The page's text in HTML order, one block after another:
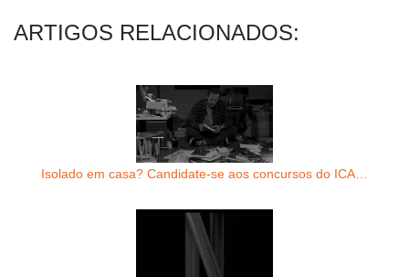
ARTIGOS RELACIONADOS:
Isolado em casa? Candidate-se aos concursos do ICA…